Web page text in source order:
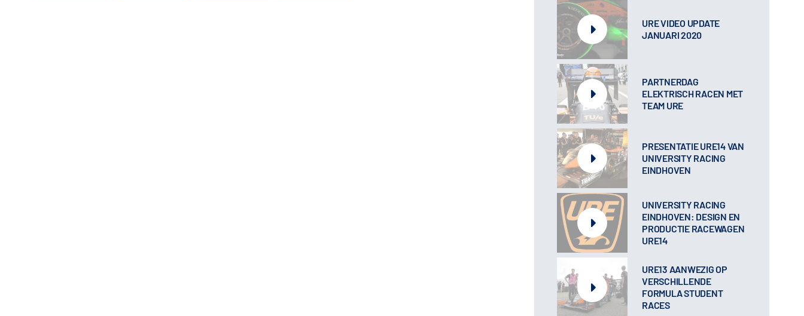
URE VIDEO UPDATE
JANUARI 2020
PARTNERDAG
ELEKTRISCH RACEN MET
TEAM URE
PRESENTATIE URE14 VAN
UNIVERSITY RACING
EINDHOVEN
UNIVERSITY RACING
EINDHOVEN: DESIGN EN
PRODUCTIE RACEWAGEN
URE14
URE13 AANWEZIG OP
VERSCHILLENDE
FORMULA STUDENT
RACES